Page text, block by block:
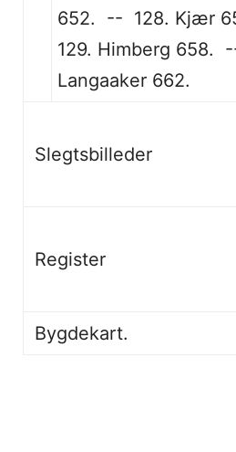
652. -- 128. Kjær
129. Himberg 658.
Langaaker 662.
Slegtsbilleder
Register
Bygdekart.